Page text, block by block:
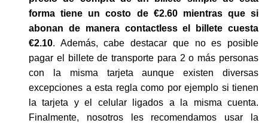
forma tiene un costo de €2.60 mientras que si
abonan de manera contactless el billete cuesta
€2.10. Además, cabe destacar que no es posible
pagar el billete de transporte para 2 o más personas
con la misma tarjeta aunque existen diversas
excepciones a esta regla como por ejemplo si tienen
la tarjeta y el celular ligados a la misma cuenta.
Finalmente, nosotros les recomendamos usar la